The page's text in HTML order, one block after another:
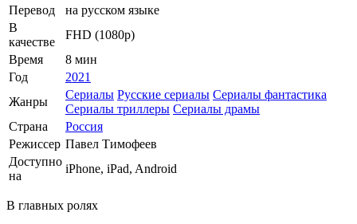
Перевод
на русском языке
В
качестве
FHD (1080p)
Время
8 мин
Год
2021
Жанры
Сериалы Русские сериалы Сериалы фантастика
Сериалы триллеры Сериалы драмы
Страна
Россия
Режиссер Павел Тимофеев
Доступно
на
iPhone, iPad, Android
В главных ролях